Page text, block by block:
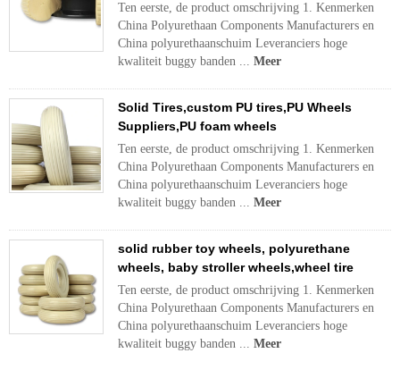
Ten eerste, de product omschrijving 1. Kenmerken
China Polyurethaan Components Manufacturers en
China polyurethaanschuim Leveranciers hoge
kwaliteit buggy banden ... Meer
Solid Tires,custom PU tires,PU Wheels
Suppliers,PU foam wheels
Ten eerste, de product omschrijving 1. Kenmerken
China Polyurethaan Components Manufacturers en
China polyurethaanschuim Leveranciers hoge
kwaliteit buggy banden ... Meer
solid rubber toy wheels, polyurethane
wheels, baby stroller wheels,wheel tire
Ten eerste, de product omschrijving 1. Kenmerken
China Polyurethaan Components Manufacturers en
China polyurethaanschuim Leveranciers hoge
kwaliteit buggy banden ... Meer